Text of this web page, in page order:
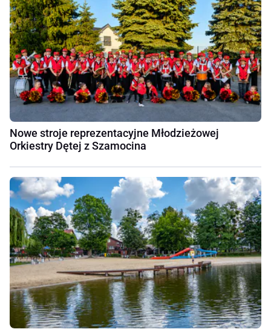
Nowe stroje reprezentacyjne Młodzieżowej
Orkiestry Dętej z Szamocina